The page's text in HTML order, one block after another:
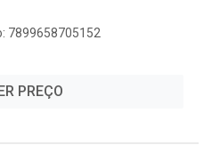
7899658705152
PREÇO